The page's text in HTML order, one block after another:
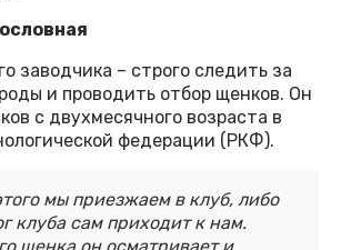
заводчика – строго следить за
и проводить отбор щенков. Он
с двухмесячного возраста в
федерации (РКФ).
мы приезжаем в клуб, либо
клуба сам приходит к нам.